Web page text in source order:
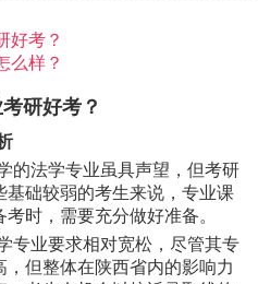
好考？
么样？
研好考？
的法学专业虽具声望，但考研
础较弱的考生来说，专业课
时，需要充分做好准备。
专业要求相对宽松，尽管其专
但整体在陕西省内的影响力